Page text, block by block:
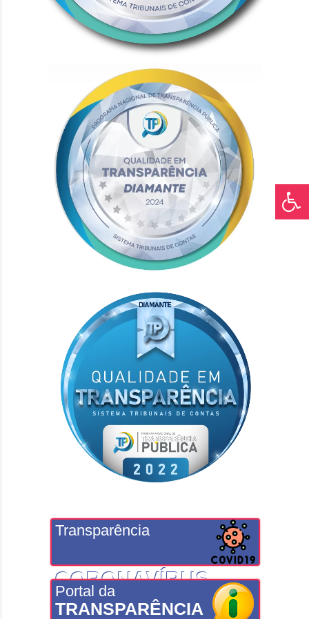
Transparência
CORONAVÍRUS
Portal da
TRANSPARÊNCIA